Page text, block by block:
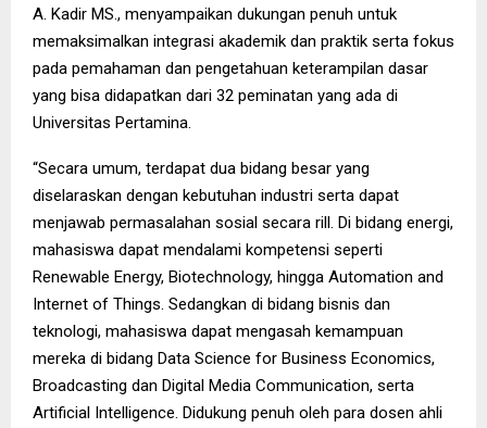
A. Kadir MS., menyampaikan dukungan penuh untuk
memaksimalkan integrasi akademik dan praktik serta fokus
pada pemahaman dan pengetahuan keterampilan dasar
yang bisa didapatkan dari 32 peminatan yang ada di
Universitas Pertamina.
“Secara umum, terdapat dua bidang besar yang
diselaraskan dengan kebutuhan industri serta dapat
menjawab permasalahan sosial secara rill. Di bidang energi,
mahasiswa dapat mendalami kompetensi seperti
Renewable Energy, Biotechnology, hingga Automation and
Internet of Things. Sedangkan di bidang bisnis dan
teknologi, mahasiswa dapat mengasah kemampuan
mereka di bidang Data Science for Business Economics,
Broadcasting dan Digital Media Communication, serta
Artificial Intelligence. Didukung penuh oleh para dosen ahli